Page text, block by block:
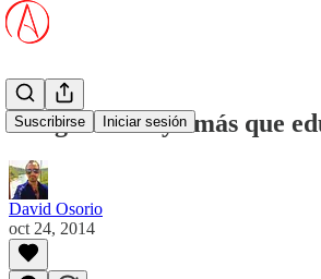
Suscribirse Iniciar sesión
Religión influye más que
David Osorio
oct 24, 2014